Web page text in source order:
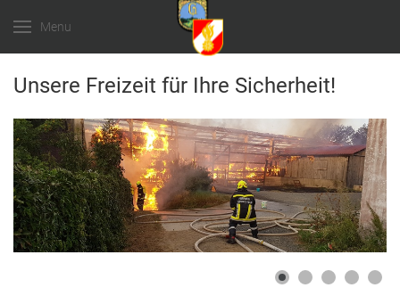
Menu
Unsere Freizeit für Ihre Sicherheit!